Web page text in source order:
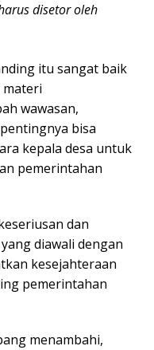
disetor oleh
itu sangat baik
wawasan,
bisa
kepala desa untuk
pemerintahan
dan
diawali dengan
kesejahteraan
pemerintahan
menambahi,